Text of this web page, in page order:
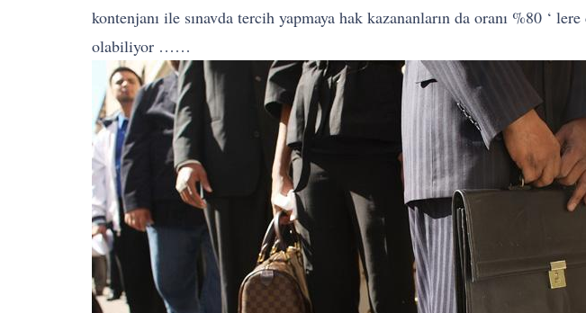
kontenjanı ile sınavda tercih yapmaya hak kazananların da oranı %80 ‘
olabiliyor ……